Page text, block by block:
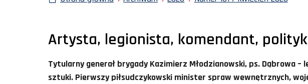
Artysta, legionista, komendant, polityk
Tytularny generał brygady Kazimierz Młodzianowski, ps. Dąbrowa
sztuki. Pierwszy piłsudczykowski minister spraw wewnętrznych,